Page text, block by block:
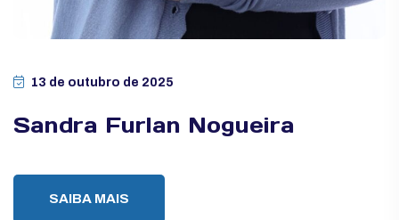
13 de outubro de 2025
Sandra Furlan Nogueira
SAIBA MAIS